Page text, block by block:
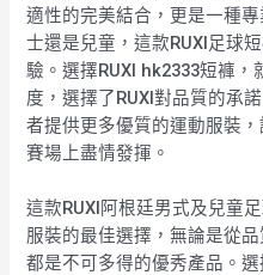
適性的完美結合，更是一種
士還是兒童，這款RUXI足球
驗。選擇RUXI hk2333短褲
度，選擇了RUXI對品質的承
者提供更多優質的運動服裝
賽場上盡情發揮。
這款RUXI阿根廷男式及兒童
服裝的最佳選擇，無論是從
都是不可多得的優秀產品。